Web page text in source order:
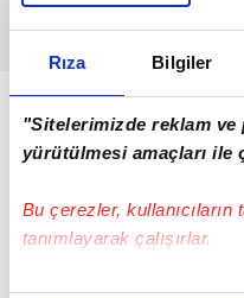
Rıza Bilgiler
"Sitelerimizde reklam
yürütülmesi amaçları ile
Bu çerezler, kullanıcıların
tanımlayarak çalışırlar.